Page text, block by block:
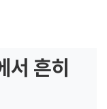
서 흔히